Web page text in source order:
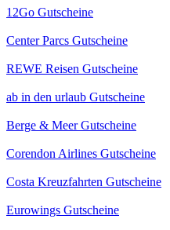
12Go Gutscheine
Center Parcs Gutscheine
REWE Reisen Gutscheine
ab in den urlaub Gutscheine
Berge & Meer Gutscheine
Corendon Airlines Gutscheine
Costa Kreuzfahrten Gutscheine
Eurowings Gutscheine